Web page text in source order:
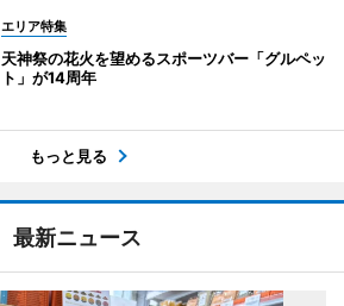
エリア特集
天神祭の花火を望めるスポーツバー「グルペッ
ト」が14周年
もっと見る
最新ニュース